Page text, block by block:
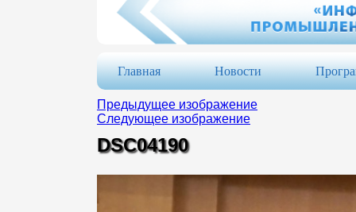
Главная Новости
Предыдущее изображение
Следующее изображение
DSC04190